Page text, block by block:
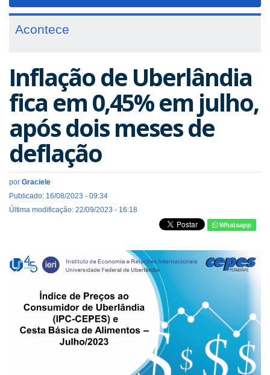
Acontece
Inflação de Uberlândia
fica em 0,45% em julho,
após dois meses de
deflação
por Graciele
Publicado: 16/08/2023 - 09:34
Última modificação: 22/09/2023 - 16:18
Whatsapp